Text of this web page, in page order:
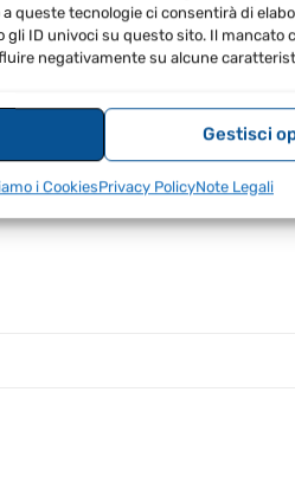
queste tecnologie ci consentirà di
ID univoci su questo sito. Il mancato
negativamente su alcune
Gestisci
i CookiesPrivacy PolicyNote Legali